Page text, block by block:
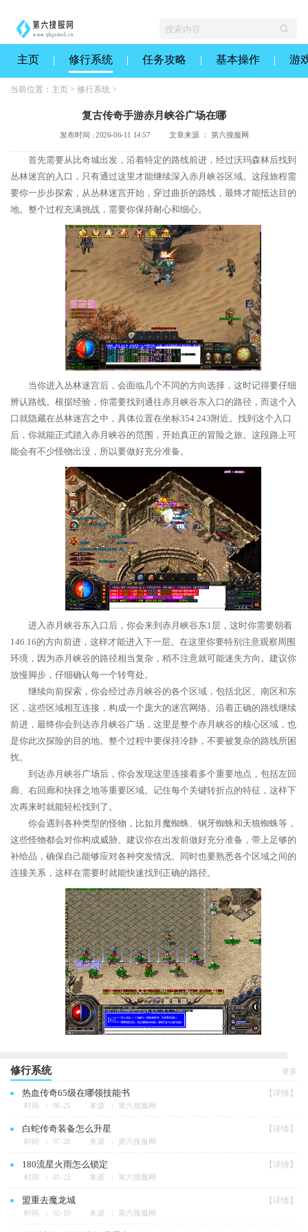
主页 修行系统 任务攻略 基本操作 游
当前位置： 主页 > 修行系统 >
复古传奇手游赤月峡谷广场在哪
发布时间 : 2026-06-11 14:57 文章来源 ： 第六搜服网
首先需要从比奇城出发，沿着特定的路线前进，经过沃玛森林后找到
丛林迷宫的入口，只有通过这里才能继续深入赤月峡谷区域。这段旅程需
要你一步步探索，从丛林迷宫开始，穿过曲折的路线，最终才能抵达目的
地。整个过程充满挑战，需要你保持耐心和细心。
当你进入丛林迷宫后，会面临几个不同的方向选择，这时记得要仔细
辨认路线。根据经验，你需要找到通往赤月峡谷东入口的路径，而这个入
口就隐藏在丛林迷宫之中，具体位置在坐标354.243附近。找到这个入口
后，你就能正式踏入赤月峡谷的范围，开始真正的冒险之旅。这段路上可
能会有不少怪物出没，所以要做好充分准备。
进入赤月峡谷东入口后，你会来到赤月峡谷东1层，这时你需要朝着
146.16的方向前进，这样才能进入下一层。在这里你要特别注意观察周围
环境，因为赤月峡谷的路径相当复杂，稍不注意就可能迷失方向。建议你
放慢脚步，仔细确认每一个转弯处。
继续向前探索，你会经过赤月峡谷的各个区域，包括北区、南区和东
区，这些区域相互连接，构成一个庞大的迷宫网络。沿着正确的路线继续
前进，最终你会到达赤月峡谷广场，这里是整个赤月峡谷的核心区域，也
是你此次探险的目的地。整个过程中要保持冷静，不要被复杂的路线所困
扰。
到达赤月峡谷广场后，你会发现这里连接着多个重要地点，包括左回
廊、右回廊和抉择之地等重要区域。记住每个关键转折点的特征，这样下
次再来时就能轻松找到了。
你会遇到各种类型的怪物，比如月魔蜘蛛、钢牙蜘蛛和天狼蜘蛛等，
这些怪物都会对你构成威胁。建议你在出发前做好充分准备，带上足够的
补给品，确保自己能够应对各种突发情况。同时也要熟悉各个区域之间的
连接关系，这样在需要时就能快速找到正确的路径。
修行系统 更多
热血传奇65级在哪领技能书 【详情】
时间 ： 06-25 来源 ： 第六搜服网
白蛇传奇装备怎么升星 【详情】
时间 ： 07-20 来源 ： 第六搜服网
180流星火雨怎么锁定 【详情】
时间 ： 01-25 来源 ： 第六搜服网
盟重去魔龙城 【详情】
时间 ： 02-19 来源 ： 第六搜服网